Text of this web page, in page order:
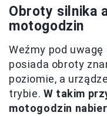
Obroty silnika
motogodzin
Weźmy pod
posiada obroty
poziomie, a
trybie. W takim
motogodzin